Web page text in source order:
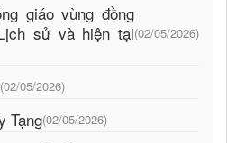
giáo vùng đồng
sử và hiện tại(02/05/2026)
(02/05/2026)
Tạng(02/05/2026)